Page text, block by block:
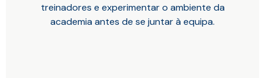
treinadores e experimentar o ambiente da
academia antes de se juntar à equipa.